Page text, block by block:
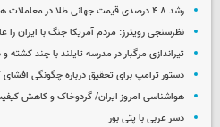
رشد ۴.۸ درصدی قیمت جهانی طلا در معاملات هفته
نظرسنجی رویترز: مردم آمریکا جنگ با ایران را
تیراندازی مرگبار در مدرسه‌ تایلند با چند کشته و
دستور ترامپ برای تحقیق درباره چگونگی
هواشناسی امروز ایران/ گردوخاک و کاهش
دسر عربی با پتی بور